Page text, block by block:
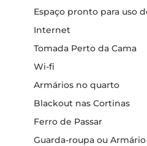
Espaço pronto para uso
Internet
Tomada Perto da Cama
Wi-fi
Armários no quarto
Blackout nas Cortinas
Ferro de Passar
Guarda-roupa ou Armário